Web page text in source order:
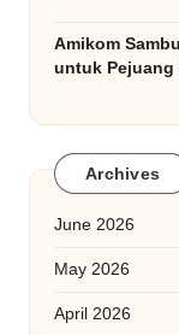
Amikom
untuk Pejuang
Archives
June 2026
May 2026
April 2026